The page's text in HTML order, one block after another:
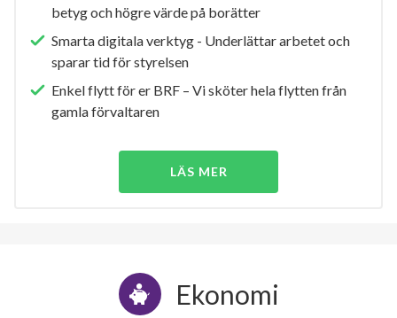
betyg och högre värde på borätter
Smarta digitala verktyg - Underlättar arbetet och
sparar tid för styrelsen
Enkel flytt för er BRF – Vi sköter hela flytten från
gamla förvaltaren
LÄS MER
Ekonomi